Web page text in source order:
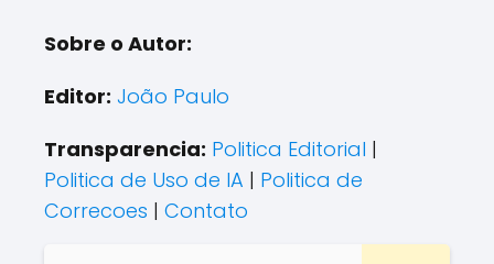
Sobre o Autor:
Editor: João Paulo
Transparencia: Politica Editorial |
Politica de Uso de IA | Politica de
Correcoes | Contato